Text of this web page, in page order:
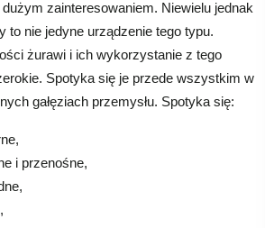
zainteresowaniem. Niewielu jednak
to nie jedyne urządzenie tego typu.
żurawi i ich wykorzystanie z tego
Spotyka się je przede wszystkim w
gałęziach przemysłu. Spotyka się:
i przenośne,